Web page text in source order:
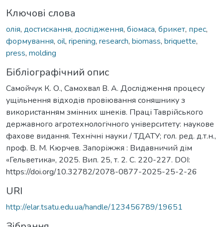
Ключові слова
олія, достискання, дослідження, біомаса, брикет, прес,
формування, oil, ripening, research, biomass, briquette,
press, molding
Бібліографічний опис
Самойчук К. О., Самохвал В. А. Дослідження процесу
ущільнення відходів провіювання соняшнику з
використанням змінних шнеків. Праці Таврійського
державного агротехнологічного університету: наукове
фахове видання. Технічні науки / ТДАТУ; гол. ред. д.т.н.,
проф. В. М. Кюрчев. Запоріжжя : Видавничий дім
«Гельветика», 2025. Вип. 25, т. 2. С. 220-227. DOI:
https://doi.org/10.32782/2078-0877-2025-25-2-26
URI
http://elar.tsatu.edu.ua/handle/123456789/19651